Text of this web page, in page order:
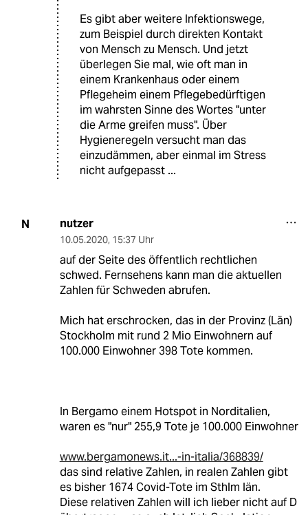
Es gibt aber weitere Infektionswege,
zum Beispiel durch direkten Kontakt
von Mensch zu Mensch. Und jetzt
überlegen Sie mal, wie oft man in
einem Krankenhaus oder einem
Pflegeheim einem Pflegebedürftigen
im wahrsten Sinne des Wortes "unter
die Arme greifen muss". Über
Hygieneregeln versucht man das
einzudämmen, aber einmal im Stress
nicht aufgepasst ...
N nutzer
10.05.2020, 15:37 Uhr
auf der Seite des öffentlich rechtlichen
schwed. Fernsehens kann man die aktuellen
Zahlen für Schweden abrufen.
Mich hat erschrocken, das in der Provinz (Län)
Stockholm mit rund 2 Mio Einwohnern auf
100.000 Einwohner 398 Tote kommen.
In Bergamo einem Hotspot in Norditalien,
waren es "nur" 255,9 Tote je 100.000 Einwohner
www.bergamonews.it...-in-italia/368839/
das sind relative Zahlen, in realen Zahlen gibt
es bisher 1674 Covid-Tote im Sthlm län.
Diese relativen Zahlen will ich lieber nicht auf D